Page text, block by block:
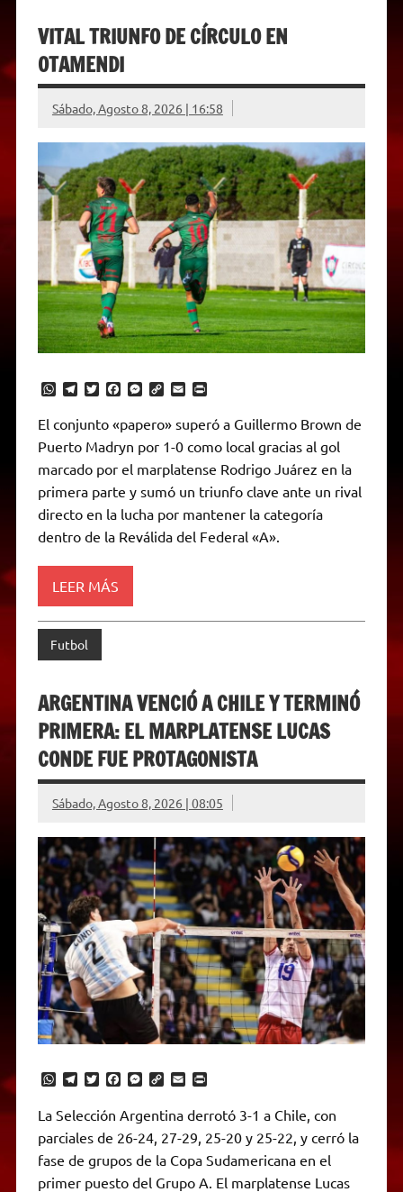
VITAL TRIUNFO DE CÍRCULO EN
OTAMENDI
Sábado, Agosto 8, 2026 | 16:58
W
t
s
p
p
T
l
e
g
r
a
m
T
t
t
r
F
e
b
o
o
k
M
s
e
g
e
C
y
L
n
k
E
i
l
P
n
t
r
i
n
d
l
El conjunto «papero» superó a Guillermo Brown de
Puerto Madryn por 1-0 como local gracias al gol
marcado por el marplatense Rodrigo Juárez en la
primera parte y sumó un triunfo clave ante un rival
directo en la lucha por mantener la categoría
dentro de la Reválida del Federal «A».
LEER MÁS
Futbol
ARGENTINA VENCIÓ A CHILE Y TERMINÓ
PRIMERA: EL MARPLATENSE LUCAS
CONDE FUE PROTAGONISTA
Sábado, Agosto 8, 2026 | 08:05
W
a
t
s
p
p
T
e
g
a
m
T
i
t
t
r
F
c
e
b
o
k
M
s
e
n
g
e
C
p
y
L
n
k
E
i
l
P
n
t
F
r
i
La Selección Argentina derrotó 3-1 a Chile, con
parciales de 26-24, 27-29, 25-20 y 25-22, y cerró la
fase de grupos de la Copa Sudamericana en el
primer puesto del Grupo A. El marplatense Lucas